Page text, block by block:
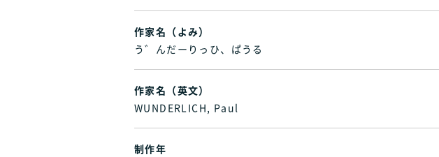
作家名（よみ）
う゛んだーりっひ、ぱうる
作家名（英文）
WUNDERLICH, Paul
制作年